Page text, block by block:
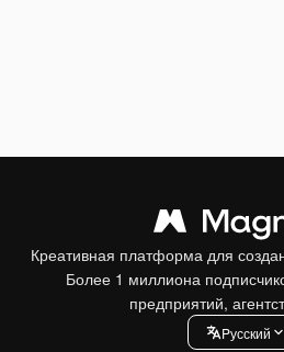
Креативная платформа для
Более 1 миллиона
предприятий,
Pусский